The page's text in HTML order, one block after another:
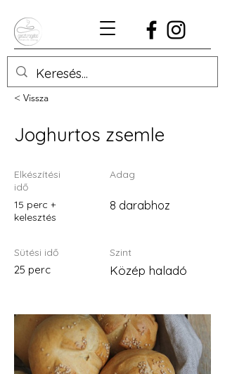
< Vissza
Joghurtos zsemle
Elkészítési
idő
15 perc +
kelesztés
Sütési idő
25 perc
Adag
8 darabhoz
Szint
Közép haladó